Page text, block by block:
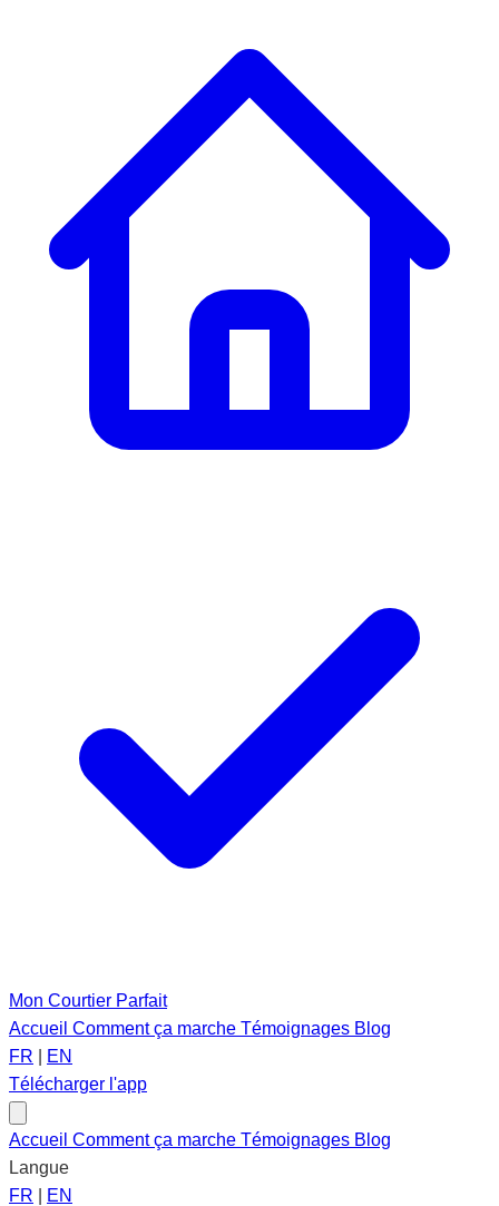
Mon Courtier Parfait
Accueil Comment ça marche Témoignages Blog
FR
EN
Télécharger l'app
Accueil Comment ça marche Témoignages Blog
Langue
FR
EN